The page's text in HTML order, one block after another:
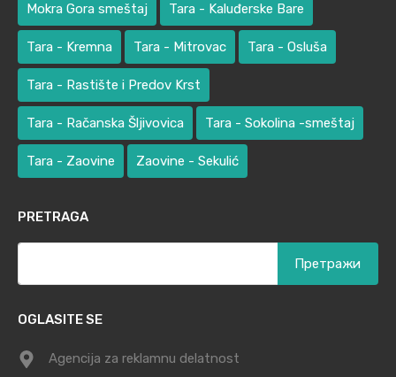
Mokra Gora smeštaj Tara - Kaluđerske Bare
Tara - Kremna Tara - Mitrovac Tara - Osluša
Tara - Rastište i Predov Krst
Tara - Račanska Šljivovica Tara - Sokolina -smeštaj
Tara - Zaovine Zaovine - Sekulić
PRETRAGA
OGLASITE SE
Agencija za reklamnu delatnost